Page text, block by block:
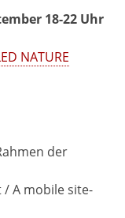
18-22 Uhr
NATURE
der
A mobile site-